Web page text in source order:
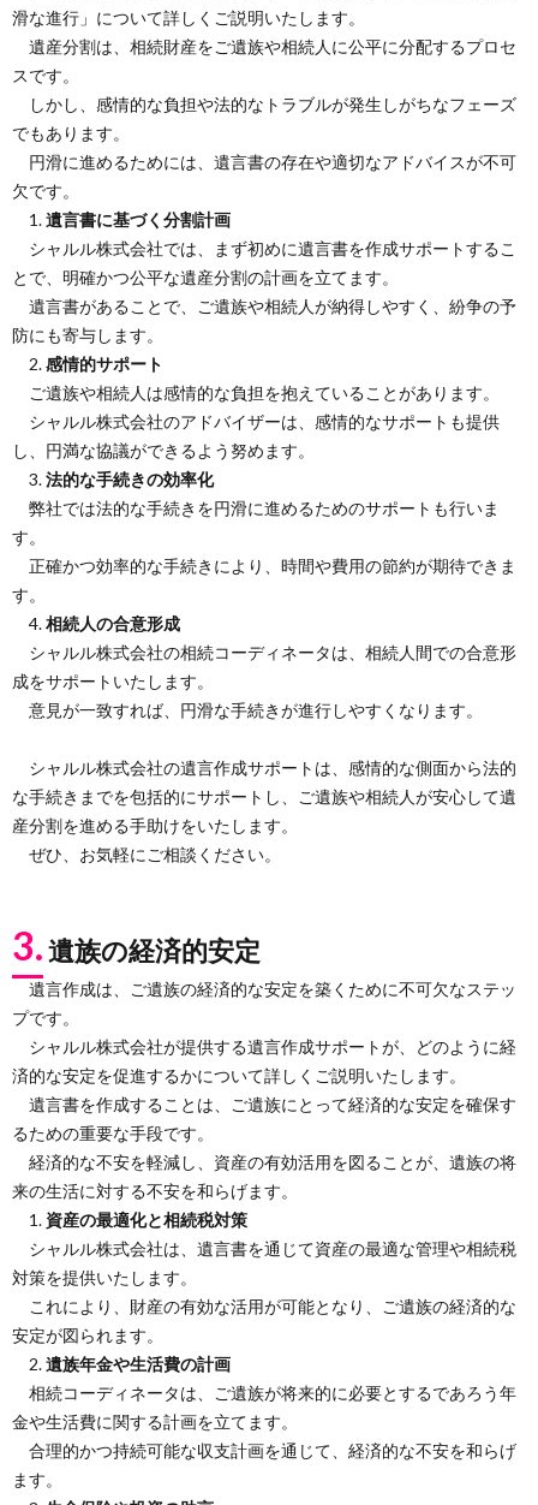
滑な進行」について詳しくご説明いたします。
遺産分割は、相続財産をご遺族や相続人に公平に分配するプロセ
スです。
しかし、感情的な負担や法的なトラブルが発生しがちなフェーズ
でもあります。
円滑に進めるためには、遺言書の存在や適切なアドバイスが不可
欠です。
1.遺言書に基づく分割計画
シャルル株式会社では、まず初めに遺言書を作成サポートするこ
とで、明確かつ公平な遺産分割の計画を立てます。
遺言書があることで、ご遺族や相続人が納得しやすく、紛争の予
防にも寄与します。
2.感情的サポート
ご遺族や相続人は感情的な負担を抱えていることがあります。
シャルル株式会社のアドバイザーは、感情的なサポートも提供
し、円満な協議ができるよう努めます。
3.法的な手続きの効率化
弊社では法的な手続きを円滑に進めるためのサポートも行いま
す。
正確かつ効率的な手続きにより、時間や費用の節約が期待できま
す。
4.相続人の合意形成
シャルル株式会社の相続コーディネータは、相続人間での合意形
成をサポートいたします。
意見が一致すれば、円滑な手続きが進行しやすくなります。
シャルル株式会社の遺言作成サポートは、感情的な側面から法的
な手続きまでを包括的にサポートし、ご遺族や相続人が安心して遺
産分割を進める手助けをいたします。
ぜひ、お気軽にご相談ください。
3.遺族の経済的安定
遺言作成は、ご遺族の経済的な安定を築くために不可欠なステッ
プです。
シャルル株式会社が提供する遺言作成サポートが、どのように経
済的な安定を促進するかについて詳しくご説明いたします。
遺言書を作成することは、ご遺族にとって経済的な安定を確保す
るための重要な手段です。
経済的な不安を軽減し、資産の有効活用を図ることが、遺族の将
来の生活に対する不安を和らげます。
1. 資産の最適化と相続税対策
シャルル株式会社は、遺言書を通じて資産の最適な管理や相続税
対策を提供いたします。
これにより、財産の有効な活用が可能となり、ご遺族の経済的な
安定が図られます。
2.遺族年金や生活費の計画
相続コーディネータは、ご遺族が将来的に必要とするであろう年
金や生活費に関する計画を立てます。
合理的かつ持続可能な収支計画を通じて、経済的な不安を和らげ
ます。